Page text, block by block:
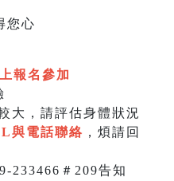
您心
報名參加
大，請評估身體狀況
與電話聯絡 ，煩請回
233466＃209告知